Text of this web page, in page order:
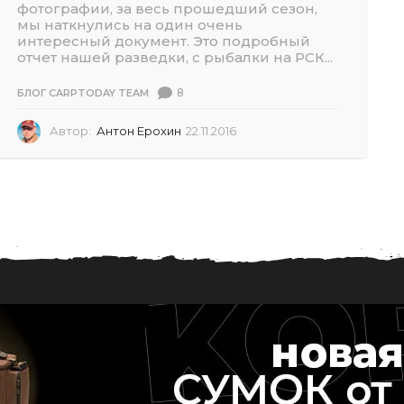
1
8
фотографии, за весь прошедший сезон,
мы наткнулись на один очень
интересный документ. Это подробный
отчет нашей разведки, с рыбалки на РСК...
БЛОГ CARPTODAY TEAM 8
Автор: Антон Ерохин 22.11.2016